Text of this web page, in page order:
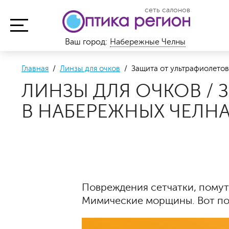
сеть салонов
Ваш город: Набережные Челны
Главная / Линзы для очков / Защита от
ЛИНЗЫ ДЛЯ ОЧКОВ /
В НАБЕРЕЖНЫХ
Повреждения сетчатки,
Мимические морщины. Вот